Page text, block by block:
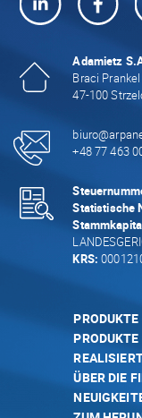
Adamietz
Braci Prankel
47-100
+48 77 463
Statistische
KRS:
PRODUKTE
PRODUKTE
ÜBER DIE